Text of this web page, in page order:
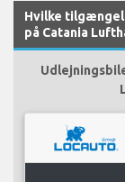
Hvilke
på Catania